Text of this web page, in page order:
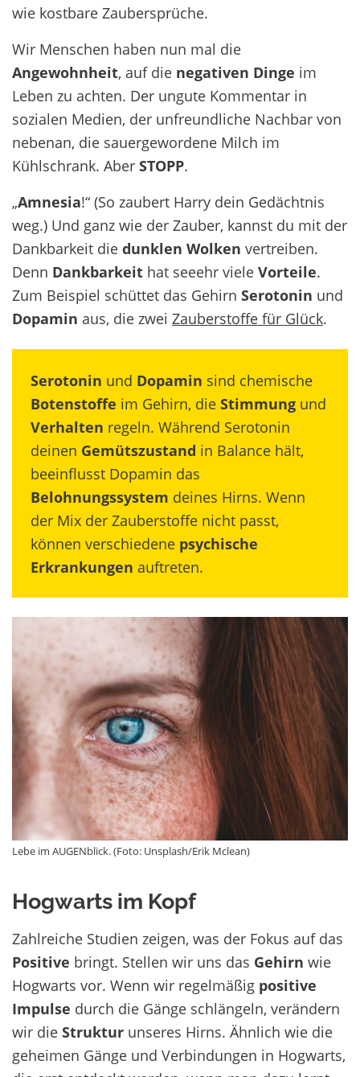
wie kostbare Zaubersprüche.
Wir Menschen haben nun mal die
Angewohnheit, auf die negativen Dinge im
Leben zu achten. Der ungute Kommentar in
sozialen Medien, der unfreundliche Nachbar von
nebenan, die sauergewordene Milch im
Kühlschrank. Aber STOPP.
„Amnesia!“ (So zaubert Harry dein Gedächtnis
weg.) Und ganz wie der Zauber, kannst du mit der
Dankbarkeit die dunklen Wolken vertreiben.
Denn Dankbarkeit hat seeehr viele Vorteile.
Zum Beispiel schüttet das Gehirn Serotonin und
Dopamin aus, die zwei Zauberstoffe für Glück.
Serotonin und Dopamin sind chemische
Botenstoffe im Gehirn, die Stimmung und
Verhalten regeln. Während Serotonin
deinen Gemütszustand in Balance hält,
beeinflusst Dopamin das
Belohnungssystem deines Hirns. Wenn
der Mix der Zauberstoffe nicht passt,
können verschiedene psychische
Erkrankungen auftreten.
Lebe im AUGENblick. (Foto: Unsplash/Erik Mclean)
Hogwarts im Kopf
Zahlreiche Studien zeigen, was der Fokus auf das
Positive bringt. Stellen wir uns das Gehirn wie
Hogwarts vor. Wenn wir regelmäßig positive
Impulse durch die Gänge schlängeln, verändern
wir die Struktur unseres Hirns. Ähnlich wie die
geheimen Gänge und Verbindungen in Hogwarts,